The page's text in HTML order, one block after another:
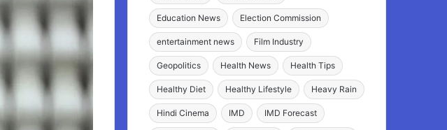
Education News Election Commission
entertainment news Film Industry
Geopolitics Health News Health Tips
Healthy Diet Healthy Lifestyle Heavy Rain
Hindi Cinema IMD IMD Forecast